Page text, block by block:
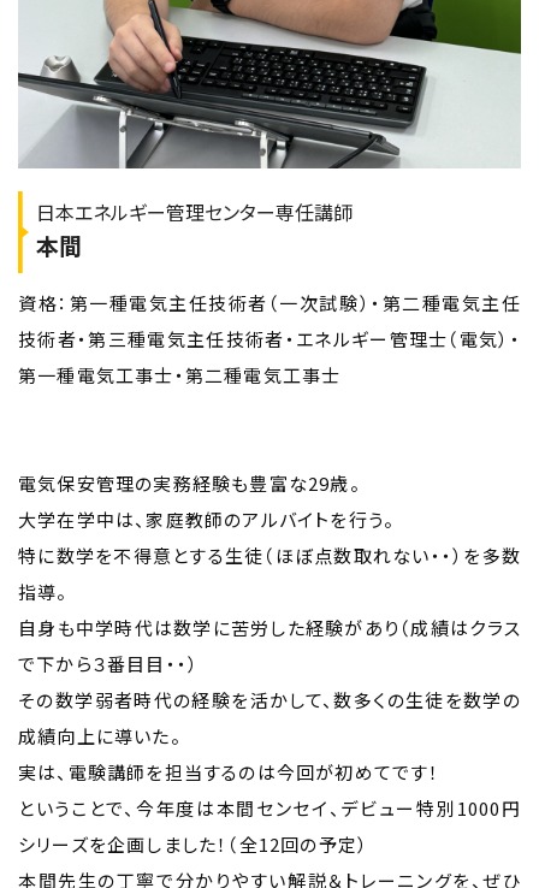
日本エネルギー管理センター専任講師
本間
資格：第一種電気主任技術者（一次試験）・第二種電気主任
技術者・第三種電気主任技術者・エネルギー管理士（電気）・
第一種電気工事士・第二種電気工事士
電気保安管理の実務経験も豊富な29歳。
大学在学中は、家庭教師のアルバイトを行う。
特に数学を不得意とする生徒（ほぼ点数取れない・・）を多数
指導。
自身も中学時代は数学に苦労した経験があり（成績はクラス
で下から３番目目・・）
その数学弱者時代の経験を活かして、数多くの生徒を数学の
成績向上に導いた。
実は、電験講師を担当するのは今回が初めてです！
ということで、今年度は本間センセイ、デビュー特別1000円
シリーズを企画しました！（全12回の予定）
本間先生の丁寧で分かりやすい解説＆トレーニングを、ぜひ